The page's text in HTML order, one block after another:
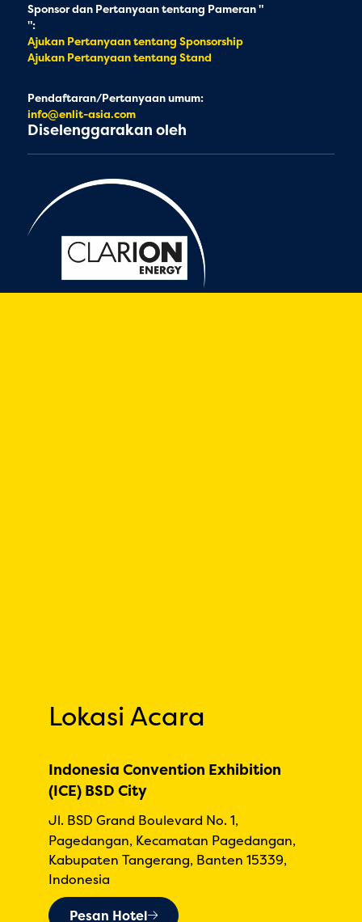
Sponsor dan Pertanyaan tentang Pameran "
":
Ajukan Pertanyaan tentang Sponsorship
Ajukan Pertanyaan tentang Stand
Pendaftaran/Pertanyaan umum:
info@enlit-asia.com
Diselenggarakan oleh
Lokasi Acara
Indonesia Convention Exhibition
(ICE) BSD City
Jl. BSD Grand Boulevard No. 1,
Pagedangan, Kecamatan Pagedangan,
Kabupaten Tangerang, Banten 15339,
Indonesia
Pesan Hotel